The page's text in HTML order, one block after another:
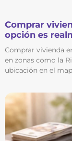
Comprar
opción es
Comprar vivienda
en zonas como la
ubicación en el